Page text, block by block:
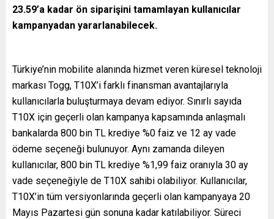
23.59’a kadar ön siparişini tamamlayan kullanıcılar
kampanyadan yararlanabilecek.
Türkiye’nin mobilite alanında hizmet veren küresel teknoloji
markası Togg, T10X’i farklı finansman avantajlarıyla
kullanıcılarla buluşturmaya devam ediyor. Sınırlı sayıda
T10X için geçerli olan kampanya kapsamında anlaşmalı
bankalarda 800 bin TL krediye %0 faiz ve 12 ay vade
ödeme seçeneği bulunuyor. Aynı zamanda dileyen
kullanıcılar, 800 bin TL krediye %1,99 faiz oranıyla 30 ay
vade seçeneğiyle de T10X sahibi olabiliyor. Kullanıcılar,
T10X’in tüm versiyonlarında geçerli olan kampanyaya 20
Mayıs Pazartesi gün sonuna kadar katılabiliyor. Süreci